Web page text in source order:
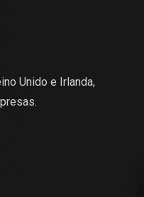
Unido e Irlanda,